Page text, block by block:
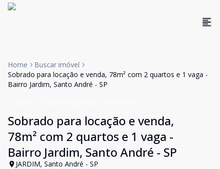
Home
Buscar imóvel
Sobrado para locação e venda, 78m² com 2 quartos e 1 vaga -
Bairro Jardim, Santo André - SP
Sobrado para locação e venda,
78m² com 2 quartos e 1 vaga -
Bairro Jardim, Santo André - SP
JARDIM, Santo André - SP